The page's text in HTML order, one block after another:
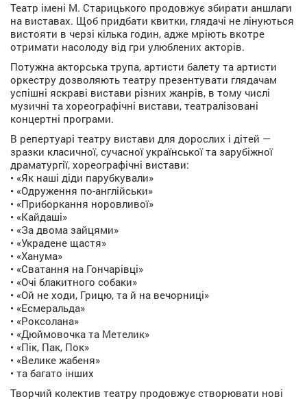
Театр імені М. Старицького продовжує збирати аншлаги
на виставах. Щоб придбати квитки, глядачі не лінуються
вистояти в черзі кілька годин, адже мріють вкотре
отримати насолоду від гри улюблених акторів.
Потужна акторська трупа, артисти балету та артисти
оркестру дозволяють театру презентувати глядачам
успішні яскраві вистави різних жанрів, в тому числі
музичні та хореографічні вистави, театралізовані
концертні програми.
В репертуарі театру вистави для дорослих і дітей —
зразки класичної, сучасної української та зарубіжної
драматургії, хореографічні вистави:
• «Як наші діди парубкували»
• «Одруження по-англійськи»
• «Приборкання норовливої»
• «Кайдаші»
• «За двома зайцями»
• «Украдене щастя»
• «Ханума»
• «Сватання на Гончарівці»
• «Очі блакитного собаки»
• «Ой не ходи, Грицю, та й на вечорниці»
• «Есмеральда»
• «Роксолана»
• «Дюймовочка та Метелик»
• «Пік, Пак, Пок»
• «Велике жабеня»
• та багато інших
Творчий колектив театру продовжує створювати нові